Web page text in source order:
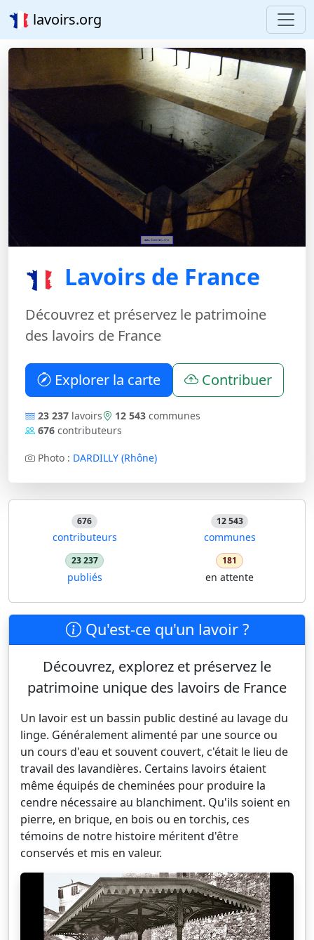
lavoirs.org
Lavoirs de France
Découvrez et préservez le patrimoine
des lavoirs de France
Explorer la carte Contribuer
23 237 lavoirs 12 543 communes
676 contributeurs
Photo : DARDILLY (Rhône)
676
contributeurs
12 543
communes
23 237
publiés
181
en attente
Qu'est-ce qu'un lavoir ?
Découvrez, explorez et préservez le
patrimoine unique des lavoirs de France
Un lavoir est un bassin public destiné au lavage du
linge. Généralement alimenté par une source ou
un cours d'eau et souvent couvert, c'était le lieu de
travail des lavandières. Certains lavoirs étaient
même équipés de cheminées pour produire la
cendre nécessaire au blanchiment. Qu'ils soient en
pierre, en brique, en bois ou en torchis, ces
témoins de notre histoire méritent d'être
conservés et mis en valeur.